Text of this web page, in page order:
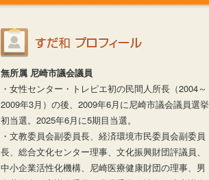
無所属 尼崎市議会議員
・女性センター・トレピエ初の民間人所長（2004～
2009年3月）の後、2009年6月に尼崎市議会議員選挙
初当選。2025年6月に5期目当選。
・文教委員会副委員長、経済環境市民委員会副委員
長、総合文化センター理事、文化振興財団評議員、
中小企業活性化機構、尼崎医療健康財団の理事、男